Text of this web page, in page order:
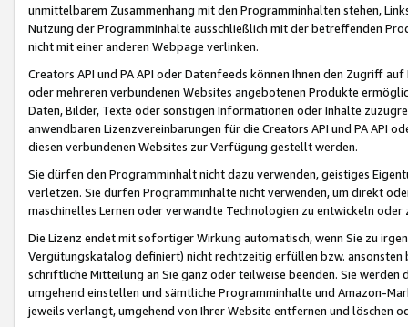
unmittelbarem Zusammenhang mit den Programminhalten stehen,
Nutzung der Programminhalte ausschließlich mit der betreffenden
nicht mit einer anderen Webpage verlinken.
Creators API und PA API oder Datenfeeds können Ihnen den Zugriff
oder mehreren verbundenen Websites angebotenen Produkte
Daten, Bilder, Texte oder sonstigen Informationen oder Inhalte
anwendbaren Lizenzvereinbarungen für die Creators API und PA API
diesen verbundenen Websites zur Verfügung gestellt werden.
Sie dürfen den Programminhalt nicht dazu verwenden, geistiges
verletzen. Sie dürfen Programminhalte nicht verwenden, um direkt
maschinelles Lernen oder verwandte Technologien zu entwickeln
Die Lizenz endet mit sofortiger Wirkung automatisch, wenn Sie zu
Vergütungskatalog definiert) nicht rechtzeitig erfüllen bzw. ansonsten
schriftliche Mitteilung an Sie ganz oder teilweise beenden. Sie werden
umgehend einstellen und sämtliche Programminhalte und Amazon-
jeweils verlangt, umgehend von Ihrer Website entfernen und löschen